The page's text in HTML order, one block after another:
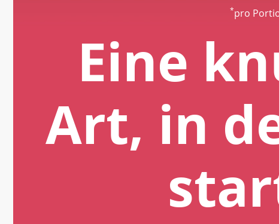
*pro
Eine
Art, in